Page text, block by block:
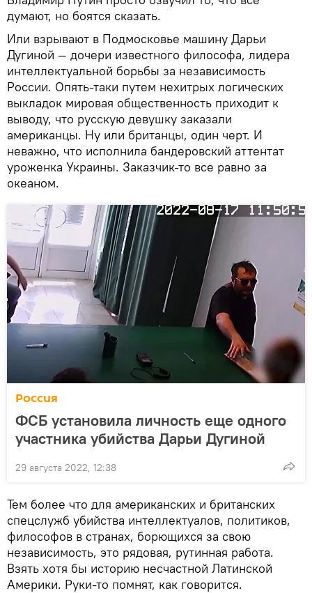
думают, но боятся сказать.
Или взрывают в Подмосковье машину Дарьи
Дугиной — дочери известного философа, лидера
интеллектуальной борьбы за независимость
России. Опять-таки путем нехитрых логических
выкладок мировая общественность приходит к
выводу, что русскую девушку заказали
американцы. Ну или британцы, один черт. И
неважно, что исполнила бандеровский аттентат
уроженка Украины. Заказчик-то все равно за
океаном.
Россия
ФСБ установила личность еще одного
участника убийства Дарьи Дугиной
29 августа 2022, 12:38
Тем более что для американских и британских
спецслужб убийства интеллектуалов, политиков,
философов в странах, борющихся за свою
независимость, это рядовая, рутинная работа.
Взять хотя бы историю несчастной Латинской
Америки. Руки-то помнят, как говорится.